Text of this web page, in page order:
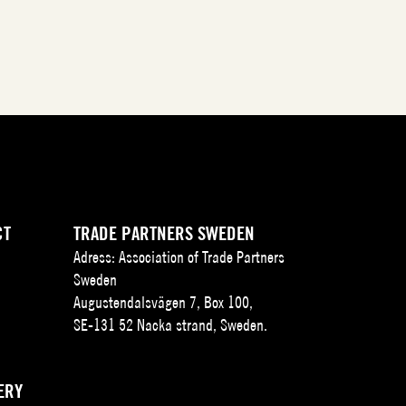
TRADE PARTNERS SWEDEN
Adress: Association of Trade Partners
Sweden
Augustendalsvägen 7, Box 100,
SE-131 52 Nacka strand, Sweden.